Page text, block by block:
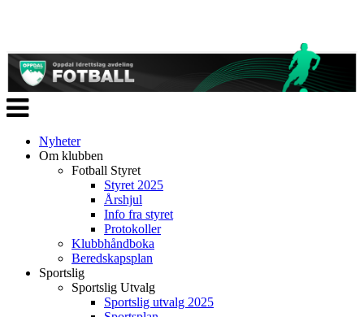
Veksle
navigasjon
Nyheter
Om klubben
Fotball Styret
Styret 2025
Årshjul
Info fra styret
Protokoller
Klubbhåndboka
Beredskapsplan
Sportslig
Sportslig Utvalg
Sportslig utvalg 2025